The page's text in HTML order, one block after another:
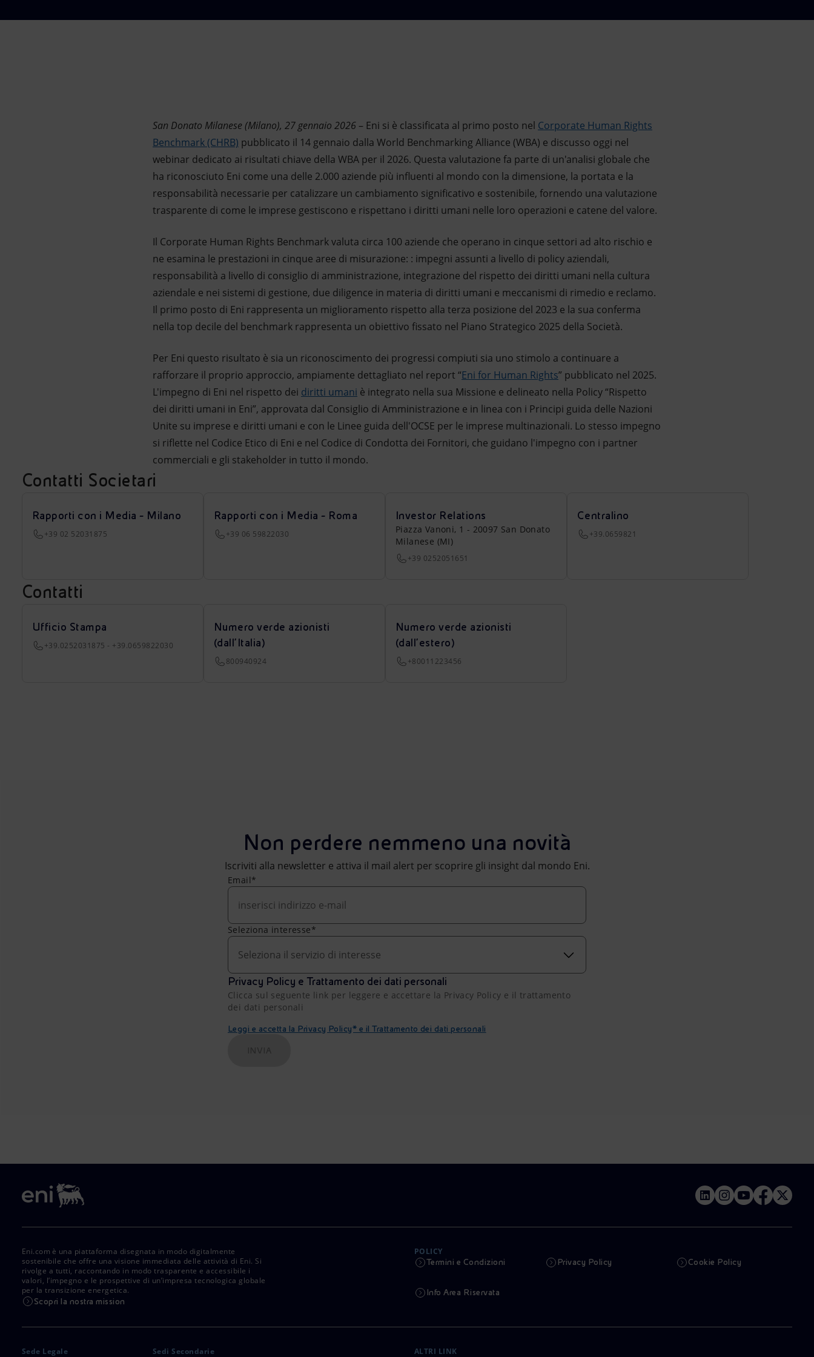
San Donato Milanese (Milano), 27 gennaio 2026 – Eni si è classificata al primo posto nel Corporate Human Rights
Benchmark (CHRB) pubblicato il 14 gennaio dalla World Benchmarking Alliance (WBA) e discusso oggi nel
webinar dedicato ai risultati chiave della WBA per il 2026. Questa valutazione fa parte di un'analisi globale che
ha riconosciuto Eni come una delle 2.000 aziende più influenti al mondo con la dimensione, la portata e la
responsabilità necessarie per catalizzare un cambiamento significativo e sostenibile, fornendo una valutazione
trasparente di come le imprese gestiscono e rispettano i diritti umani nelle loro operazioni e catene del valore.
Il Corporate Human Rights Benchmark valuta circa 100 aziende che operano in cinque settori ad alto rischio e
ne esamina le prestazioni in cinque aree di misurazione: : impegni assunti a livello di policy aziendali,
responsabilità a livello di consiglio di amministrazione, integrazione del rispetto dei diritti umani nella cultura
aziendale e nei sistemi di gestione, due diligence in materia di diritti umani e meccanismi di rimedio e reclamo.
Il primo posto di Eni rappresenta un miglioramento rispetto alla terza posizione del 2023 e la sua conferma
nella top decile del benchmark rappresenta un obiettivo fissato nel Piano Strategico 2025 della Società.
Per Eni questo risultato è sia un riconoscimento dei progressi compiuti sia uno stimolo a continuare a
rafforzare il proprio approccio, ampiamente dettagliato nel report “Eni for Human Rights” pubblicato nel 2025.
L'impegno di Eni nel rispetto dei diritti umani è integrato nella sua Missione e delineato nella Policy “Rispetto
dei diritti umani in Eni”, approvata dal Consiglio di Amministrazione e in linea con i Principi guida delle Nazioni
Unite su imprese e diritti umani e con le Linee guida dell'OCSE per le imprese multinazionali. Lo stesso impegno
si riflette nel Codice Etico di Eni e nel Codice di Condotta dei Fornitori, che guidano l'impegno con i partner
commerciali e gli stakeholder in tutto il mondo.
Contatti Societari
Rapporti con i Media - Milano
+39 02 52031875
Rapporti con i Media - Roma
+39 06 59822030
Investor Relations
Piazza Vanoni, 1 - 20097 San Donato
Milanese (MI)
+39 0252051651
Centralino
+39.0659821
Contatti
Ufficio Stampa
+39.0252031875 - +39.0659822030
Numero verde azionisti
(dall’Italia)
800940924
Numero verde azionisti
(dall’estero)
+80011223456
Non perdere nemmeno una novità
Iscriviti alla newsletter e attiva il mail alert per scoprire gli insight dal mondo Eni.
Email*
Seleziona interesse*
Seleziona il servizio di interesse
Privacy Policy e Trattamento dei dati personali
Clicca sul seguente link per leggere e accettare la Privacy Policy e il trattamento
dei dati personali
Leggi e accetta la Privacy Policy* e il Trattamento dei dati personali
Eni.com è una piattaforma disegnata in modo digitalmente
sostenibile che offre una visione immediata delle attività di Eni. Si
rivolge a tutti, raccontando in modo trasparente e accessibile i
valori, l’impegno e le prospettive di un’impresa tecnologica globale
per la transizione energetica.
Scopri la nostra mission
POLICY
Termini e Condizioni Privacy Policy Cookie Policy
Info Area Riservata
Sede Legale
Sedi Secondarie
ALTRI LINK